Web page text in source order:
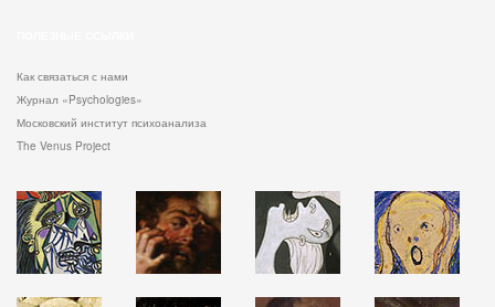
Как связаться с нами
Журнал «Psychologies»
Московский институт психоанализа
The Venus Project